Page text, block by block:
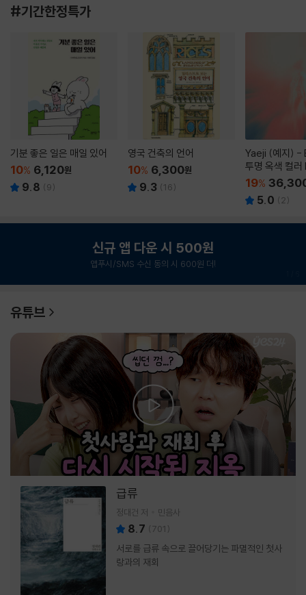
#기간한정특가
기분 좋은 일은 매일 있어
10% 6,120원
9.8 (9)
영국 건축의 언어
10% 6,300원
9.3 (16)
Yaeji (예지) -
투명 옥색 컬
19%
5.0 ( 2)
신규 앱 다운 시 500원
앱푸시/SMS 수신 동의 시 600원 더!
유튜브
급류
정대건 저 민음사
8.7 (701 )
서로를 급류 속으로 끌어당기는 파멸적인 첫사
랑과의 재회